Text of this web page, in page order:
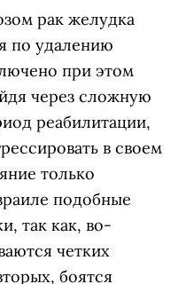
рак желудка
по удалению
при этом
через сложную
реабилитации,
в своем
только
подобные
так как, во-
четких
боятся